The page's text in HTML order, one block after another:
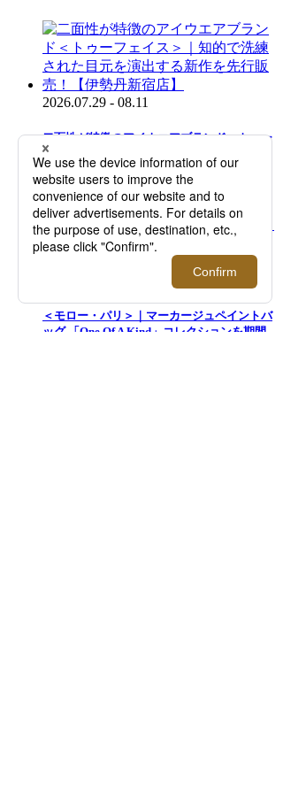
2026.07.29 - 08.11
二面性が特徴のアイウエアブランド＜トゥー
フェイス＞｜知的で洗練された目元を演出す
る新作を先行販売！【伊勢丹新宿店】
＜モロー・パリ＞｜マーカージュペイントバ
ッグ 「One Of A Kind」コレクションを期間